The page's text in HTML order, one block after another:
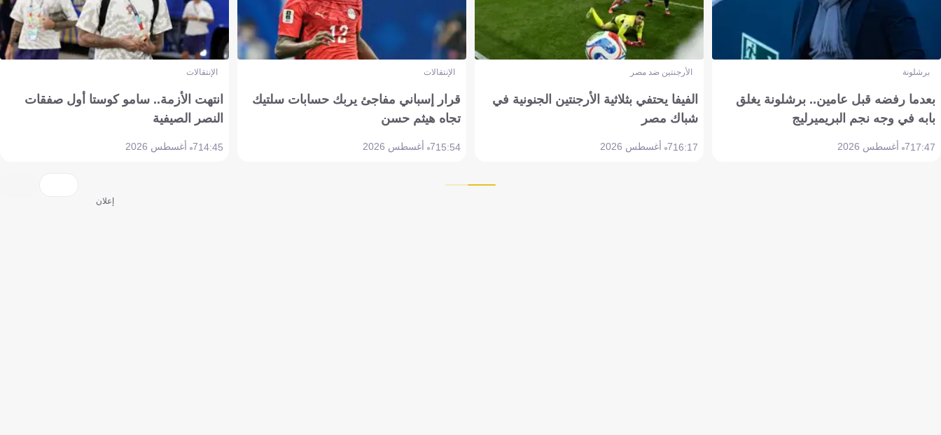
برشلونة
بعدما رفضه قبل عامين.. برشلونة يغلق
بابه في وجه نجم البريميرليج
17:477 أغسطس 2026
الأرجنتين ضد مصر
الفيفا يحتفي بثلاثية الأرجنتين الجنونية في
شباك مصر
16:177 أغسطس 2026
الإنتقالات
قرار إسباني مفاجئ يربك حسابات سلتيك
تجاه هيثم حسن
15:547 أغسطس 2026
الإنتقالات
انتهت الأزمة.. سامو كوستا أول صفقات
النصر الصيفية
14:457 أغسطس 2026
إعلان